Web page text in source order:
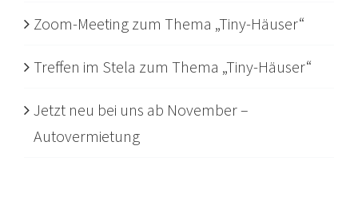
Zoom-Meeting zum Thema „Tiny-Häuser“
Treffen im Stela zum Thema „Tiny-Häuser“
Jetzt neu bei uns ab November –
Autovermietung